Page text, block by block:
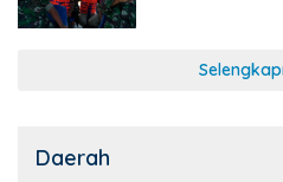
Daerah